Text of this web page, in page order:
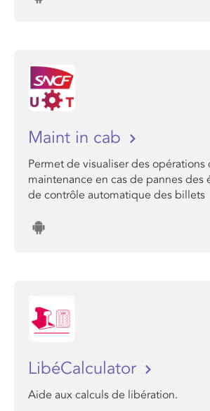
Maint in cab
Permet de visualiser des opérations
maintenance en cas de pannes des
de contrôle automatique des billets
LibéCalculator
Aide aux calculs de libération.